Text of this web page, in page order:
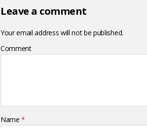
Leave a comment
Your email address will not be published.
Comment
Name*